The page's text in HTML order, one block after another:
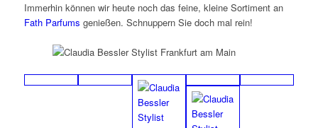
Immerhin können wir heute noch das feine, kleine Sortiment an
Fath Parfums genießen. Schnuppern Sie doch mal rein!